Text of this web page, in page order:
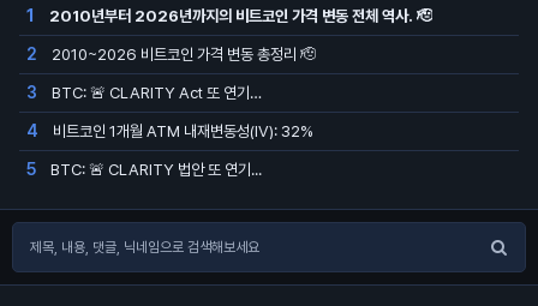
1 2010년부터 2026년까지의 비트코인 가격 변동 전체 역사. 🫡
2 2010~2026 비트코인 가격 변동 총정리 🫡
3 BTC: 🚨 CLARITY Act 또 연기…
4 비트코인 1개월 ATM 내재변동성(IV): 32%
5 BTC: 🚨 CLARITY 법안 또 연기...